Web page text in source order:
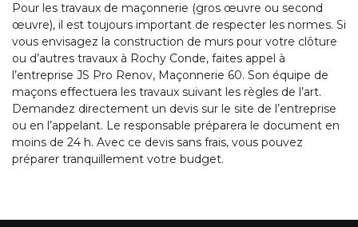
Pour les travaux de maçonnerie (gros œuvre ou second
œuvre), il est toujours important de respecter les normes. Si
vous envisagez la construction de murs pour votre clôture
ou d’autres travaux à Rochy Conde, faites appel à
l’entreprise JS Pro Renov, Maçonnerie 60. Son équipe de
maçons effectuera les travaux suivant les règles de l’art.
Demandez directement un devis sur le site de l’entreprise
ou en l’appelant. Le responsable préparera le document en
moins de 24 h. Avec ce devis sans frais, vous pouvez
préparer tranquillement votre budget.